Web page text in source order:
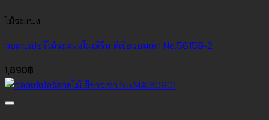
ไม้ระแนง
วอลเปเปอร์ไม้ระแนงโมเดิร์น สีเขียวอมเทา No.56159-2
1,890฿